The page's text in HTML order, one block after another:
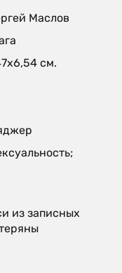
Маслов
см.
из записных